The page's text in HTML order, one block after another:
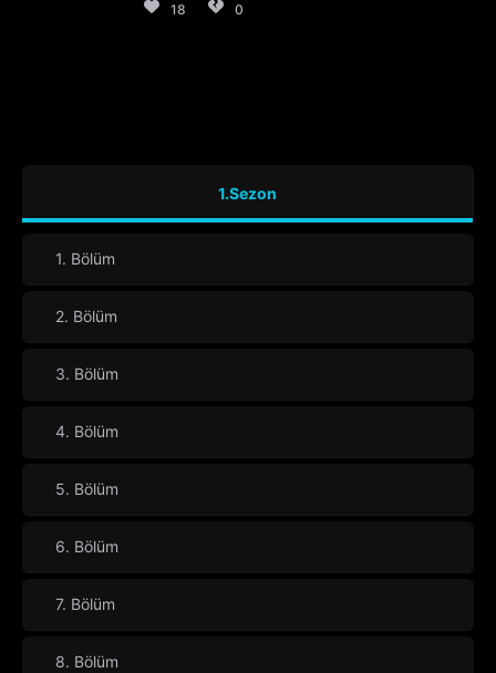
18 0
1.Sezon
1. Bölüm
2. Bölüm
3. Bölüm
4. Bölüm
5. Bölüm
6. Bölüm
7. Bölüm
8. Bölüm